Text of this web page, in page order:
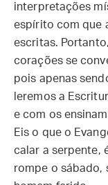
interpretações
espírito com que
escritas.
corações se
pois apenas
leremos a
e com os
Eis o que o
calar a serpente,
rompe o sábado,